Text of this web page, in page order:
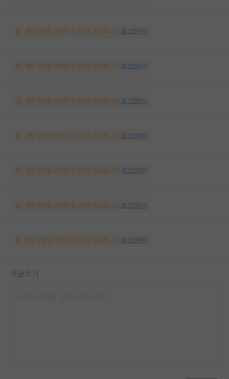
해당 댓글을 보려면 로그인이 필요합니다. 로그인하기
해당 댓글을 보려면 로그인이 필요합니다. 로그인하기
해당 댓글을 보려면 로그인이 필요합니다. 로그인하기
해당 댓글을 보려면 로그인이 필요합니다. 로그인하기
해당 댓글을 보려면 로그인이 필요합니다. 로그인하기
해당 댓글을 보려면 로그인이 필요합니다. 로그인하기
해당 댓글을 보려면 로그인이 필요합니다. 로그인하기
댓글쓰기